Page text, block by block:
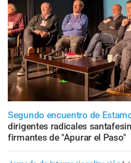
Segundo encuentro de
dirigentes radicales
firmantes de "Apurar el Paso"